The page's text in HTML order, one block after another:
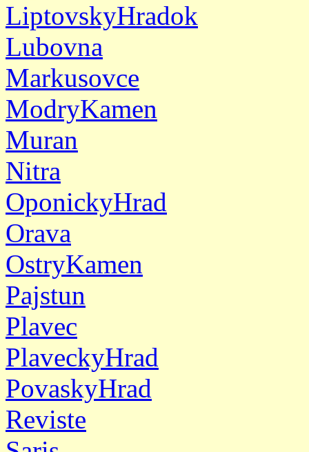
LiptovskyHradok
Lubovna
Markusovce
ModryKamen
Muran
Nitra
OponickyHrad
Orava
OstryKamen
Pajstun
Plavec
PlaveckyHrad
PovaskyHrad
Reviste